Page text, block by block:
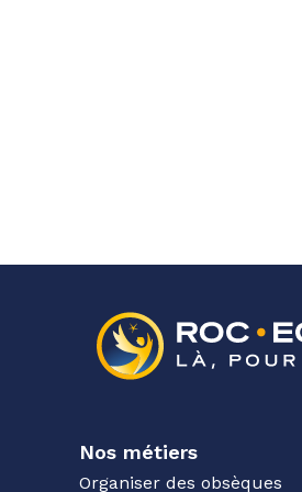
Nos métiers
Organiser des obsèques